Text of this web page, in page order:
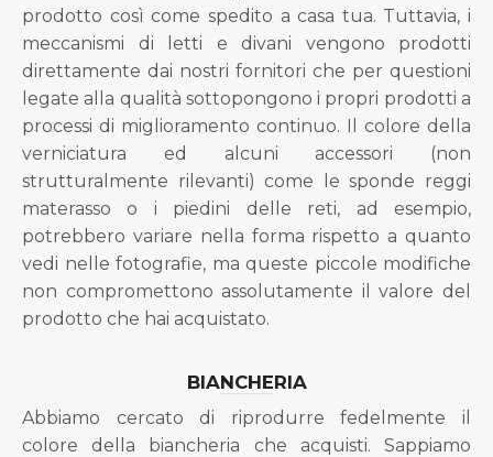
prodotto così come spedito a casa tua. Tuttavia, i
meccanismi di letti e divani vengono prodotti
direttamente dai nostri fornitori che per questioni
legate alla qualità sottopongono i propri prodotti a
processi di miglioramento continuo. Il colore della
verniciatura ed alcuni accessori (non
strutturalmente rilevanti) come le sponde reggi
materasso o i piedini delle reti, ad esempio,
potrebbero variare nella forma rispetto a quanto
vedi nelle fotografie, ma queste piccole modifiche
non compromettono assolutamente il valore del
prodotto che hai acquistato.
BIANCHERIA
Abbiamo cercato di riprodurre fedelmente il
colore della biancheria che acquisti. Sappiamo